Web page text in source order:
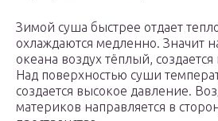
Зимой суша быстрее отдает
охлаждаются медленно. Значит
океана воздух тёплый,
Над поверхностью суши
создается высокое давление.
материков направляется в